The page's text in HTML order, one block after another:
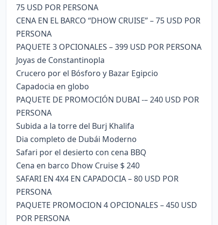
75 USD POR PERSONA
CENA EN EL BARCO “DHOW CRUISE” – 75 USD POR
PERSONA
PAQUETE 3 OPCIONALES – 399 USD POR PERSONA
Joyas de Constantinopla
Crucero por el Bósforo y Bazar Egipcio
Capadocia en globo
PAQUETE DE PROMOCIÓN DUBAI -– 240 USD POR
PERSONA
Subida a la torre del Burj Khalifa
Dia completo de Dubái Moderno
Safari por el desierto con cena BBQ
Cena en barco Dhow Cruise $ 240
SAFARI EN 4X4 EN CAPADOCIA – 80 USD POR
PERSONA
PAQUETE PROMOCION 4 OPCIONALES – 450 USD
POR PERSONA